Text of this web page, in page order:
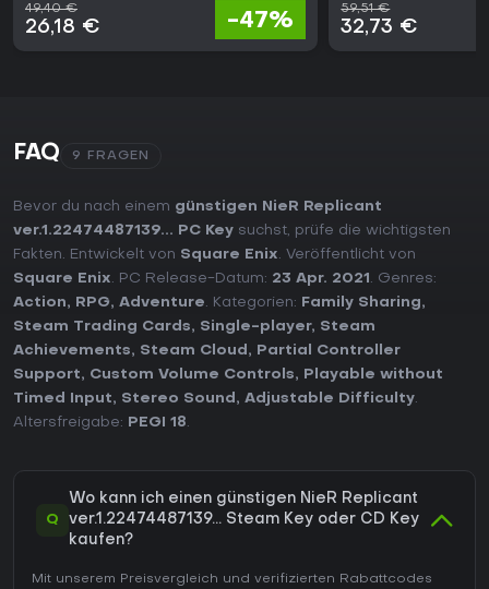
49,40 €
26,18 € -47%
59,51 €
32,73 €
FAQ 9 FRAGEN
Bevor du nach einem günstigen NieR Replicant
ver.1.22474487139... PC Key suchst, prüfe die wichtigsten
Fakten. Entwickelt von Square Enix. Veröffentlicht von
Square Enix. PC Release-Datum: 23 Apr. 2021 . Genres:
Action, RPG, Adventure. Kategorien: Family Sharing,
Steam Trading Cards, Single-player, Steam
Achievements, Steam Cloud ,
Partial Controller
Support, Custom Volume Controls,
Playable without
Timed Input, Stereo Sound , Adjustable Difficulty.
Altersfreigabe:
PEGI 18.
Q
Wo kann ich einen günstigen NieR Replicant
ver.1.22474487139... Steam Key oder CD Key
kaufen?
Mit unserem Preisvergleich und verifizierten Rabattcodes